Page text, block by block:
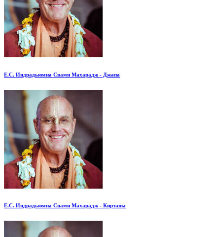
Е.С. Индрадьюмна Свами Махарадж - Джапа
Е.С. Индрадьюмна Свами Махарадж - Киртаны